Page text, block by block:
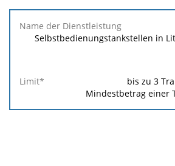
Selbstbedienungstankstellen in
bis zu 3
Mindestbetrag einer